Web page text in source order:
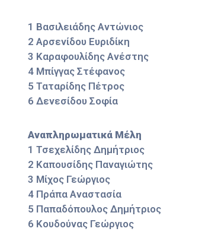
1 Βασιλειάδης Αντώνιος
2 Αρσενίδου Ευριδίκη
3 Καραφουλίδης Ανέστης
4 Μπίγγας Στέφανος
5 Ταταρίδης Πέτρος
6 Δενεσίδου Σοφία
Αναπληρωματικά Μέλη
1 Τσεχελίδης Δημήτριος
2 Καπουσίδης Παναγιώτης
3 Μίχος Γεώργιος
4 Πράπα Αναστασία
5 Παπαδόπουλος Δημήτριος
6 Κουδούνας Γεώργιος